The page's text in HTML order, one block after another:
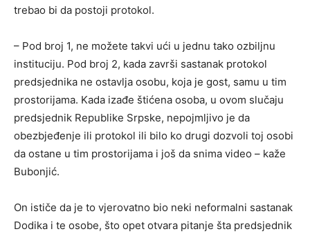
trebao bi da postoji protokol.
– Pod broj 1, ne možete takvi ući u jednu tako ozbiljnu
instituciju. Pod broj 2, kada završi sastanak protokol
predsjednika ne ostavlja osobu, koja je gost, samu u tim
prostorijama. Kada izađe štićena osoba, u ovom slučaju
predsjednik Republike Srpske, nepojmljivo je da
obezbjeđenje ili protokol ili bilo ko drugi dozvoli toj osobi
da ostane u tim prostorijama i još da snima video – kaže
Bubonjić.
On ističe da je to vjerovatno bio neki neformalni sastanak
Dodika i te osobe, što opet otvara pitanje šta predsjednik